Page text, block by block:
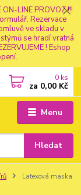
LINE PROVOZ !!!
Rezervace
ve skladu v
se hradí vratná
! Eshop
Menu
Hledat
0 ks
za 0,00 Kč
Latexová maska